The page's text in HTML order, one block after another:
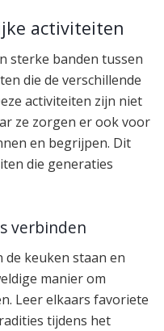
activiteiten
sterke banden tussen
die de verschillende
activiteiten zijn niet
ze zorgen er ook voor
en begrijpen. Dit
die generaties
verbinden
de keuken staan en
manier om
Leer elkaars favoriete
tijdens het